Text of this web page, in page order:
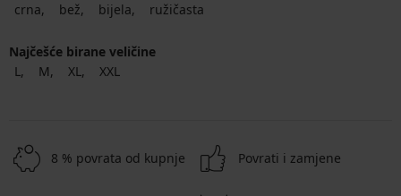
crna
bež bijela ružičasta
Najčešće birane veličine
L
M XL XXL
8 % povrata od kupnje Povrati i zamjene